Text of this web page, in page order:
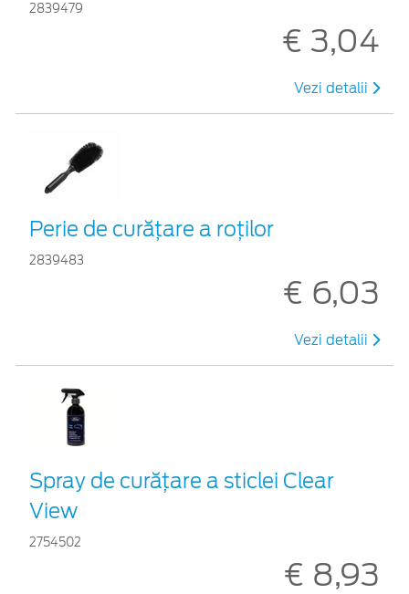
2839479
€ 3,04
Vezi detalii
Perie de curățare a roților
2839483
€ 6,03
Vezi detalii
Spray de curățare a sticlei Clear
View
2754502
€ 8,93